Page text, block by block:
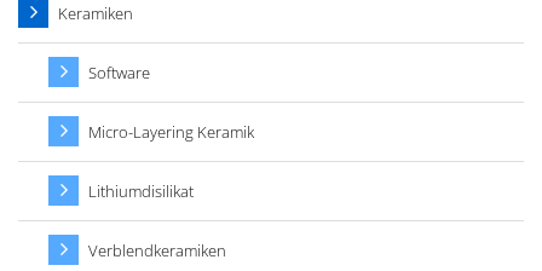
Keramiken
Software
Micro-Layering Keramik
Lithiumdisilikat
Verblendkeramiken